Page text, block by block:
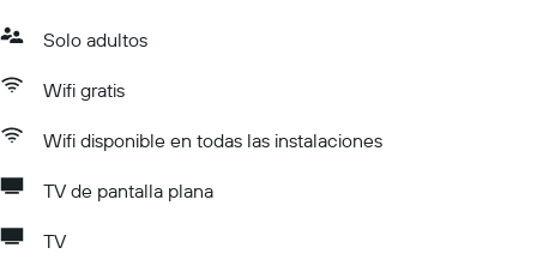
Solo adultos
Wifi gratis
Wifi disponible en todas las instalaciones
TV de pantalla plana
TV